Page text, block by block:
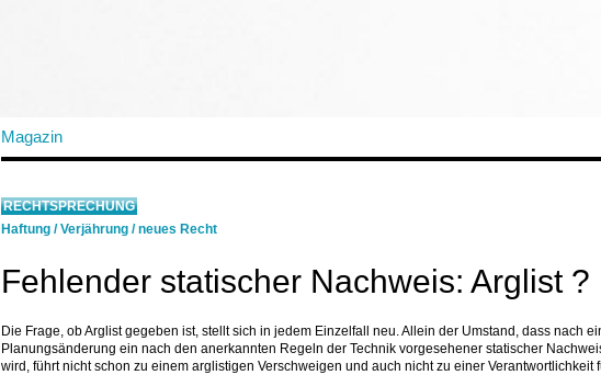
Magazin
RECHTSPRECHUNG
Haftung /Verjährung /neues Recht
Fehlender statischer Nachweis: Arglist ?
Die Frage, ob Arglist gegeben ist, stellt sich in jedem Einzelfall neu. Allein der Umstand, dass nach
Planungsänderung ein nach den anerkannten Regeln der Technik vorgesehener statischer
wird, führt nicht schon zu einem arglistigen Verschweigen und auch nicht zu einer Verantwortlichkeit